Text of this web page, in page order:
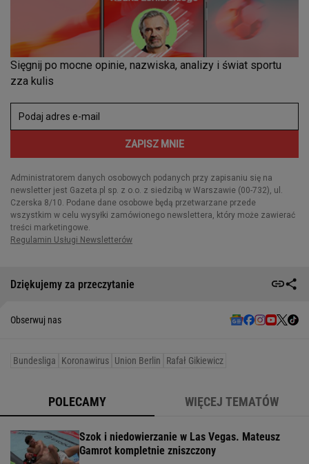
Dziękujemy za przeczytanie
Obserwuj nas
Bundesliga Koronawirus Union Berlin Rafał Gikiewicz
POLECAMY WIĘCEJ TEMATÓW
Szok i niedowierzanie w Las Vegas. Mateusz
Gamrot kompletnie zniszczony